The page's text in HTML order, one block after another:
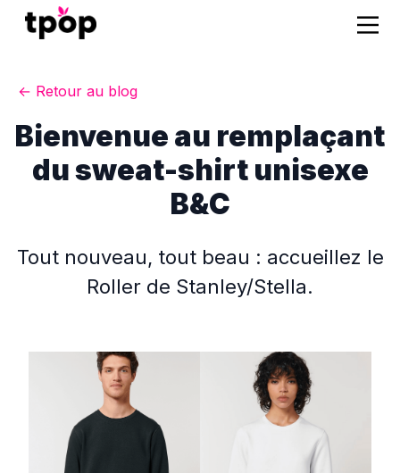
← Retour au blog
Bienvenue au remplaçant
du sweat-shirt unisexe
B&C
Tout nouveau, tout beau : accueillez le
Roller de Stanley/Stella.